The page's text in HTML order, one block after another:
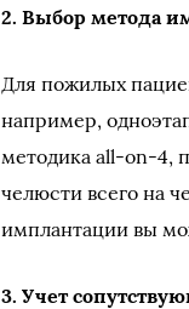
2. Выбор метода
Для пожилых
например,
методика all-on-4,
челюсти всего на
имплантации вы
3. Учет